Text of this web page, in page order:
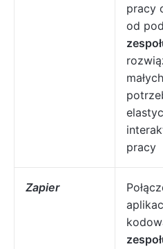
pracy
od
pracy
Zapier